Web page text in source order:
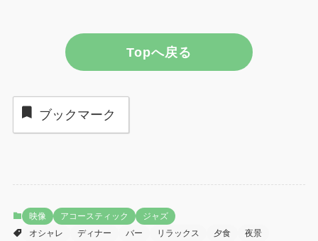
Topへ戻る
ブックマーク
映像 アコースティック
ジャズ
オシャレ
ディナー バー リラックス 夕食 夜景